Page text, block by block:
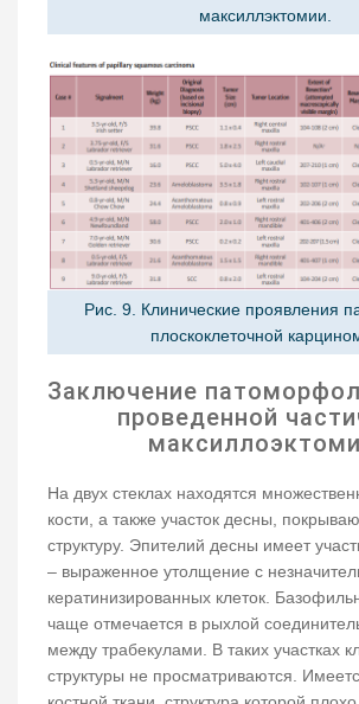
максиллэктомии.
Рис. 9. Клинические проявления
плоскоклеточной
Заключение
проведенной
На двух стеклах находятся
кости, а также участок десны,
структуру. Эпителий десны имеет
– выраженное утолщение с
кератинизированных клеток.
чаще отмечается в рыхлой
между трабекулами. В таких участках
структуры не просматриваются.